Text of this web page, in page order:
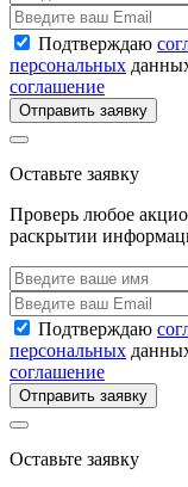
Подтверждаю
персональных
соглашение
Отправить заявку
Оставьте заявку
Проверь любое
раскрытии
Подтверждаю
персональных
соглашение
Отправить заявку
Оставьте заявку